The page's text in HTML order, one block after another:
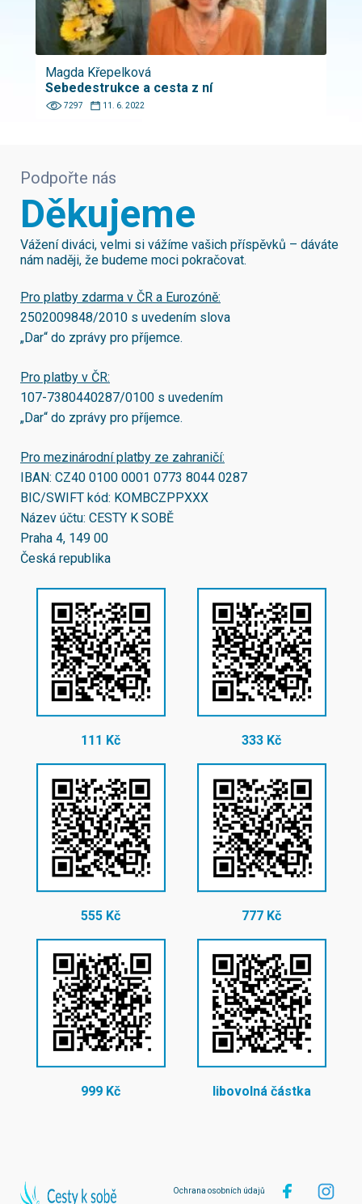
Magda Křepelková
Sebedestrukce a cesta z ní
7297 11. 6. 2022
Podpořte nás
Děkujeme
Vážení diváci, velmi si vážíme vašich příspěvků – dáváte
nám naději, že budeme moci pokračovat.
Pro platby zdarma v ČR a Eurozóně:
2502009848/2010 s uvedením slova
„Dar“ do zprávy pro příjemce.
Pro platby v ČR:
107-7380440287/0100 s uvedením
„Dar“ do zprávy pro příjemce.
Pro mezinárodní platby ze zahraničí:
IBAN: CZ40 0100 0001 0773 8044 0287
BIC/SWIFT kód: KOMBCZPPXXX
Název účtu: CESTY K SOBĚ
Praha 4, 149 00
Česká republika
111 Kč 333 Kč
555 Kč 777 Kč
999 Kč libovolná částka
Ochrana osobních údajů